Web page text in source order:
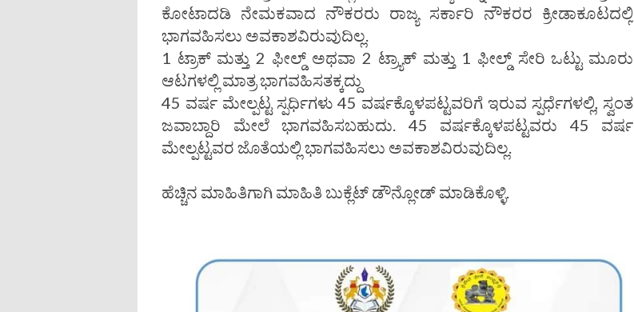
ಕೋಟಾದಡಿ ನೇಮಕವಾದ ನೌಕರರು ರಾಜ್ಯ ಸರ್ಕಾರಿ ನೌಕರರ ಕ್ರೀಡಾಕೂಟದಲ್ಲಿ
ಭಾಗವಹಿಸಲು ಅವಕಾಶವಿರುವುದಿಲ್ಲ.
1 ಟ್ರಾಕ್ ಮತ್ತು 2 ಫೀಲ್ಡ್ ಅಥವಾ 2 ಟ್ರ್ಯಾಕ್ ಮತ್ತು 1 ಫೀಲ್ಡ್ ಸೇರಿ ಒಟ್ಟು ಮೂರು
ಆಟಗಳಲ್ಲಿ ಮಾತ್ರ ಭಾಗವಹಿಸತಕ್ಕದ್ದು
45 ವರ್ಷ ಮೇಲ್ಪಟ್ಟ ಸ್ಪರ್ಧಿಗಳು 45 ವರ್ಷಕ್ಕೊಳಪಟ್ಟವರಿಗೆ ಇರುವ ಸ್ಪರ್ಧೆಗಳಲ್ಲಿ, ಸ್ವಂತ
ಜವಾಬ್ದಾರಿ ಮೇಲೆ ಭಾಗವಹಿಸಬಹುದು. 45 ವರ್ಷಕ್ಕೊಳಪಟ್ಟವರು 45 ವರ್ಷ
ಮೇಲ್ಪಟ್ಟವರ ಜೊತೆಯಲ್ಲಿ ಭಾಗವಹಿಸಲು ಅವಕಾಶವಿರುವುದಿಲ್ಲ.
ಹೆಚ್ಚಿನ ಮಾಹಿತಿಗಾಗಿ ಮಾಹಿತಿ ಬುಕ್ಲೆಟ್ ಡೌನ್ಲೋಡ್ ಮಾಡಿಕೊಳ್ಳಿ.